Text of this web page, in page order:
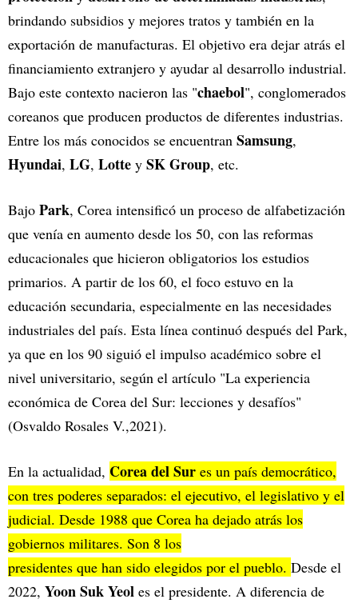
brindando subsidios y mejores tratos y también en la
exportación de manufacturas. El objetivo era dejar atrás el
financiamiento extranjero y ayudar al desarrollo industrial.
Bajo este contexto nacieron las "chaebol", conglomerados
coreanos que producen productos de diferentes industrias.
Entre los más conocidos se encuentran Samsung,
Hyundai, LG, Lotte y SK Group, etc.
Bajo Park, Corea intensificó un proceso de alfabetización
que venía en aumento desde los 50, con las reformas
educacionales que hicieron obligatorios los estudios
primarios. A partir de los 60, el foco estuvo en la
educación secundaria, especialmente en las necesidades
industriales del país. Esta línea continuó después del Park,
ya que en los 90 siguió el impulso académico sobre el
nivel universitario, según el artículo "La experiencia
económica de Corea del Sur: lecciones y desafíos"
(Osvaldo Rosales V.,2021).
En la actualidad, Corea del Sur es un país democrático,
con tres poderes separados: el ejecutivo, el legislativo y el
judicial. Desde 1988 que Corea ha dejado atrás los
gobiernos militares. Son 8 los
presidentes que han sido elegidos por el pueblo. Desde el
2022, Yoon Suk Yeol es el presidente. A diferencia de